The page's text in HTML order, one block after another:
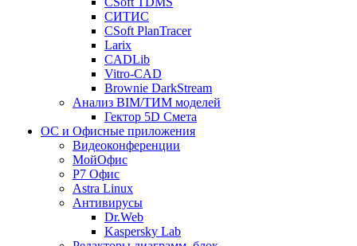
СИТИС
CSoft PlanTracer
Larix
CADLib
Vitro-CAD
Brownie DarkStream
Анализ BIM/ТИМ моделей
Гектор 5D Смета
ОС и Офисные приложения
Видеоконференции
МойОфис
P7 Офис
Astra Linux
Антивирусы
Dr.Web
Kaspersky Lab